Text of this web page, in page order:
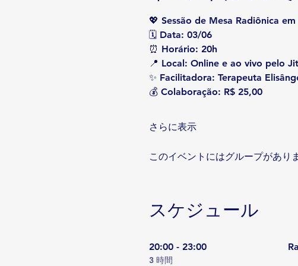
💖 Sessão de Mesa Radiônica
🗓 Data: 03/06
⏰ Horário: 20h
📍 Local: Online e ao vivo pelo
✨ Facilitadora: Terapeuta
💰 Colaboração: R$ 25,00
さらに表示
このイベントにはグループがあり
スケジュール
20:00 - 23:00
3 時間